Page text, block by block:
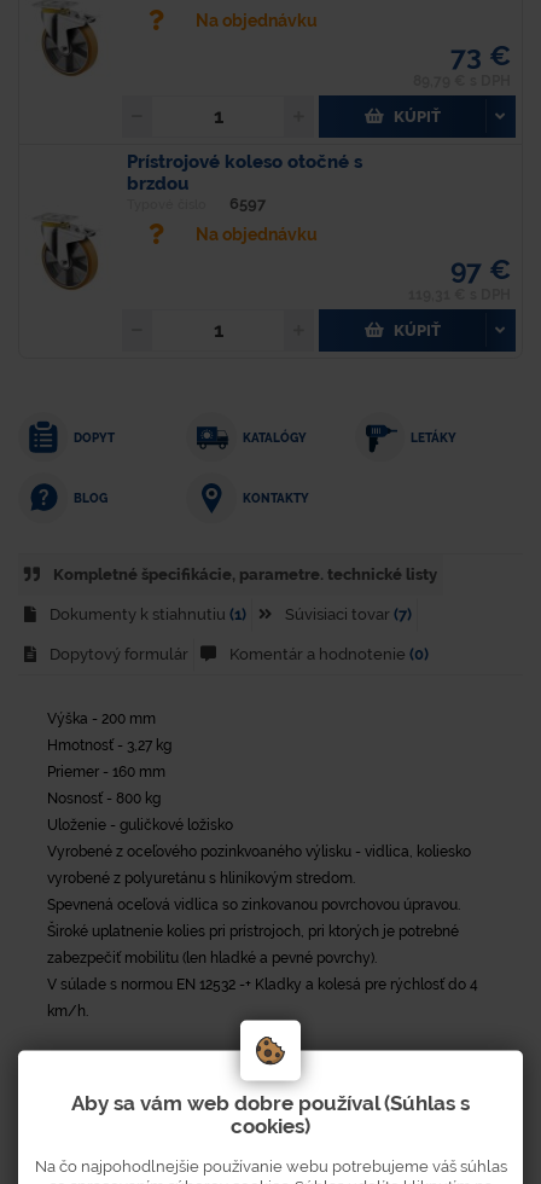
Na objednávku
73 €
KÚPIŤ
Prístrojové koleso otočné s
brzdou
6597
Na objednávku
97 €
KÚPIŤ
DOPYT KATALÓGY LETÁKY
BLOG KONTAKTY
Kompletné špecifikácie, parametre. technické listy
Dokumenty k stiahnutiu (1) Súvisiaci tovar (7)
Dopytový formulár Komentár a hodnotenie (0)
Výška - 200 mm
Hmotnosť - 3,27 kg
Priemer - 160 mm
Nosnosť - 800 kg
Uloženie - guličkové ložisko
Vyrobené z oceľového pozinkvoaného výlisku - vidlica, koliesko
vyrobené z polyuretánu s hliníkovým stredom.
Spevnená oceľová vidlica so zinkovanou povrchovou úpravou.
Široké uplatnenie kolies pri prístrojoch, pri ktorých je potrebné
zabezpečiť mobilitu (len hladké a pevné povrchy).
V súlade s normou EN 12532 -+ Kladky a kolesá pre rýchlosť do 4
km/h.
Aby sa vám web dobre používal (Súhlas s
cookies)
Na čo najpohodlnejšie používanie webu potrebujeme váš súhlas